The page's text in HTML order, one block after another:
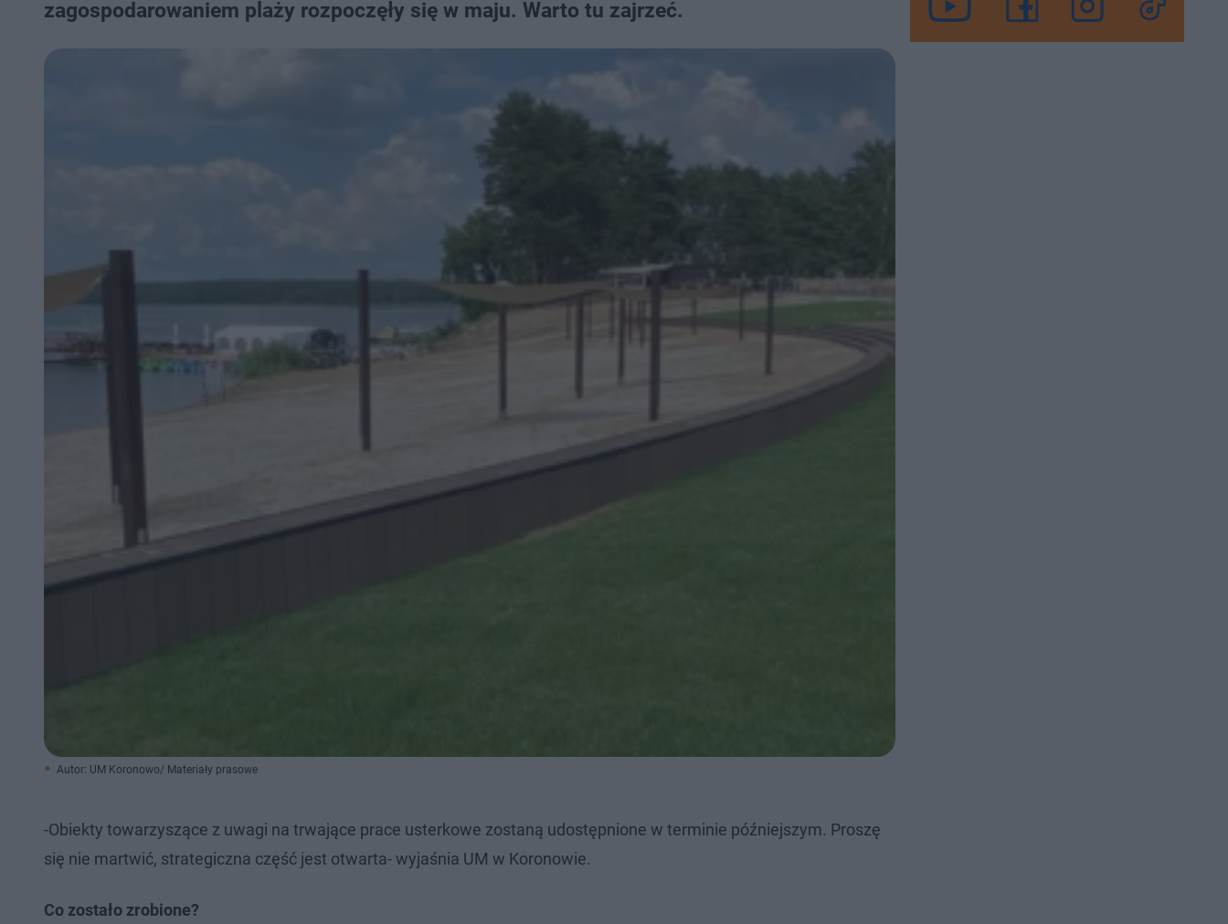
zagospodarowaniem plaży rozpoczęły się w maju. Warto tu zajrzeć.
Autor: UM Koronowo/ Materiały prasowe
-Obiekty towarzyszące z uwagi na trwające prace usterkowe zostaną udostępnione w terminie późniejszym. Proszę
się nie martwić, strategiczna część jest otwarta- wyjaśnia UM w Koronowie.
Co zostało zrobione?